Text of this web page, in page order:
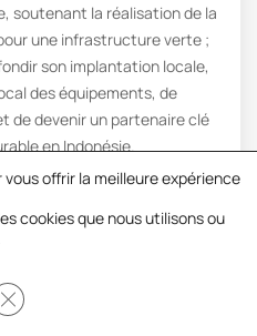
soutenant la réalisation de la
une infrastructure verte ;
son implantation locale,
des équipements, de
de devenir un partenaire clé
en Indonésie.
en Indonésie se trouve
simultanée. Les
très polluantes, ne sont
offrir la meilleure expérience
cookies que nous utilisons ou
Fermer la bannière des cookies